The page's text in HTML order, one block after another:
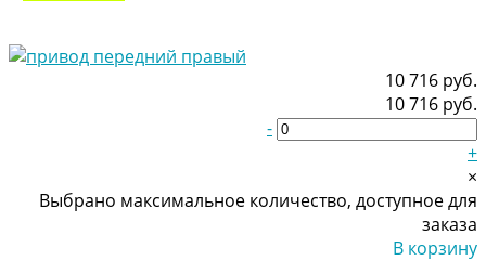
10 716 руб.
10 716 руб.
-
+
×
Выбрано максимальное количество, доступное для
заказа
В корзину